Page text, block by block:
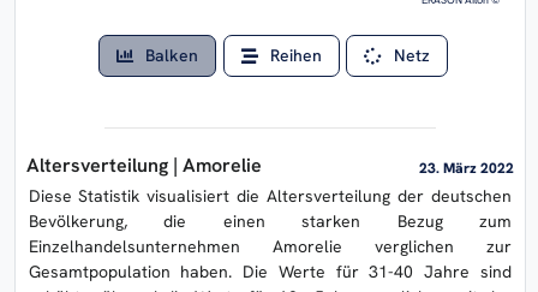
Balken Reihen Netz
Altersverteilung | Amorelie 23. März 2022
Diese Statistik visualisiert die Altersverteilung der deutschen
Bevölkerung, die einen starken Bezug zum
Einzelhandelsunternehmen Amorelie verglichen zur
Gesamtpopulation haben. Die Werte für 31-40 Jahre sind